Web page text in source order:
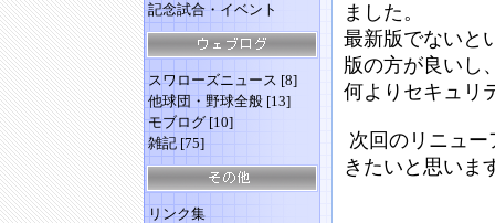
記念試合・イベント
スワローズニュース [8]
他球団・野球全般 [13]
モブログ [10]
雑記 [75]
リンク集
ました。
最新版でないと
版の方が良いし
何よりセキュリ
次回のリニュ
きたいと思いま